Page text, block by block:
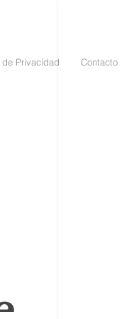
Privacidad Contacto